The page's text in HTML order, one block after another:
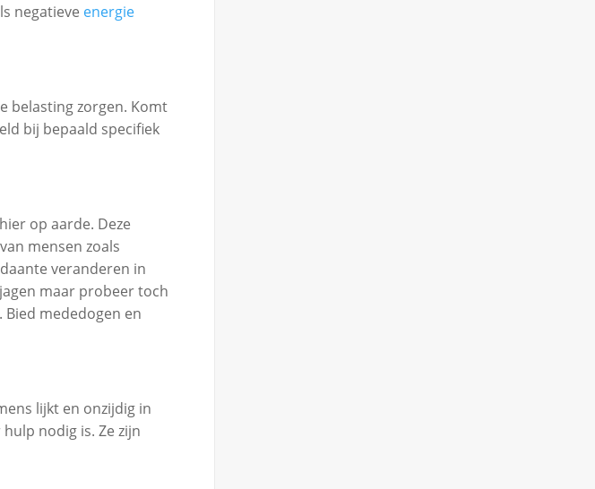
negatieve energie
belasting zorgen. Komt
bij bepaald specifiek
op aarde. Deze
mensen zoals
veranderen in
maar probeer toch
mededogen en
lijkt en onzijdig in
nodig is. Ze zijn